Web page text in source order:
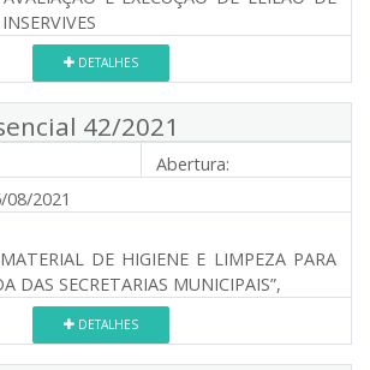
DETALHES
42/2021
Abertura:
08/2021
DE HIGIENE E LIMPEZA PARA
DAS SECRETARIAS MUNICIPAIS”,
DETALHES